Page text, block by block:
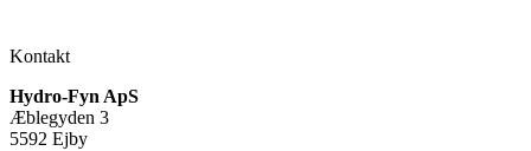
Kontakt
Hydro-Fyn ApS
Æblegyden 3
5592 Ejby